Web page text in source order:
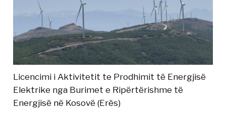
Licencimi i Aktivitetit te Prodhimit të Energjisë
Elektrike nga Burimet e Ripërtërishme të
Energjisë në Kosovë (Erës)